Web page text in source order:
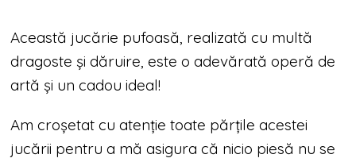
Această jucărie pufoasă, realizată cu multă
dragoste și dăruire, este o adevărată operă de
artă și un cadou ideal!
Am croșetat cu atenție toate părțile acestei
jucării pentru a mă asigura că nicio piesă nu se